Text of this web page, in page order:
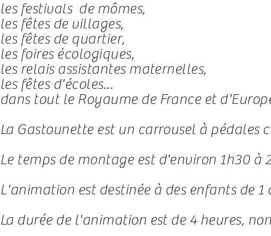
les festivals de mômes,
les fêtes de villages,
les fêtes de quartier,
les foires écologiques,
les relais assistantes maternelles,
les fêtes d'écoles...
dans tout le Royaume de France et
La Gastounette est un carrousel à pédales
Le temps de montage est d'environ 1h30 à
L'animation est destinée à des enfants de
La durée de l'animation est de 4 heures,